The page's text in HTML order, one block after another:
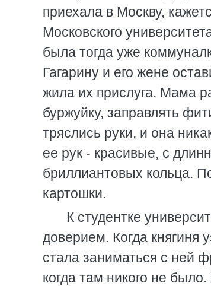
приехала в Москву,
Московского
была тогда уже
Гагарину и его жене
жила их прислуга. Мама
буржуйку, заправлять
тряслись руки, и она
ее рук - красивые, с
бриллиантовых кольца.
картошки.
К студентке
доверием. Когда княгиня
стала заниматься с ней
когда там никого не